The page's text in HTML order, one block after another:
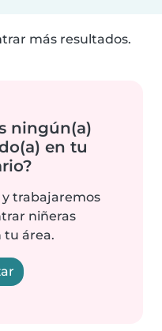
más resultados.
ningún(a)
en tu
trabajaremos
niñeras
tu área.